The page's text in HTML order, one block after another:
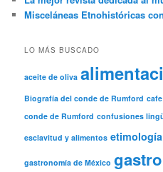
Misceláneas Etnohistóricas
LO MÁS BUSCADO
aceite de oliva
Biografía del conde de Rumford cafe
conde de Rumford confusiones
esclavitud y alimentos
gastronomía de México